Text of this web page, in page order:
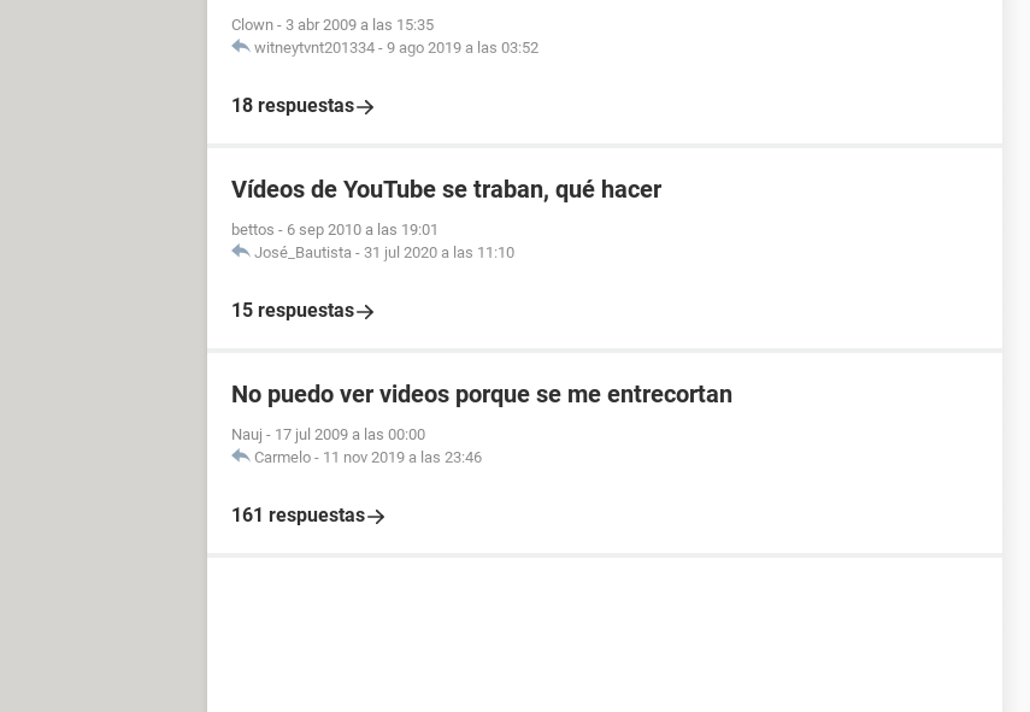
Clown - 3 abr 2009 a las 15:35
witneytvnt201334 - 9 ago 2019 a las 03:52
18 respuestas
Vídeos de YouTube se traban, qué hacer
bettos - 6 sep 2010 a las 19:01
José_Bautista - 31 jul 2020 a las 11:10
15 respuestas
No puedo ver videos porque se me entrecortan
Nauj - 17 jul 2009 a las 00:00
Carmelo - 11 nov 2019 a las 23:46
161 respuestas